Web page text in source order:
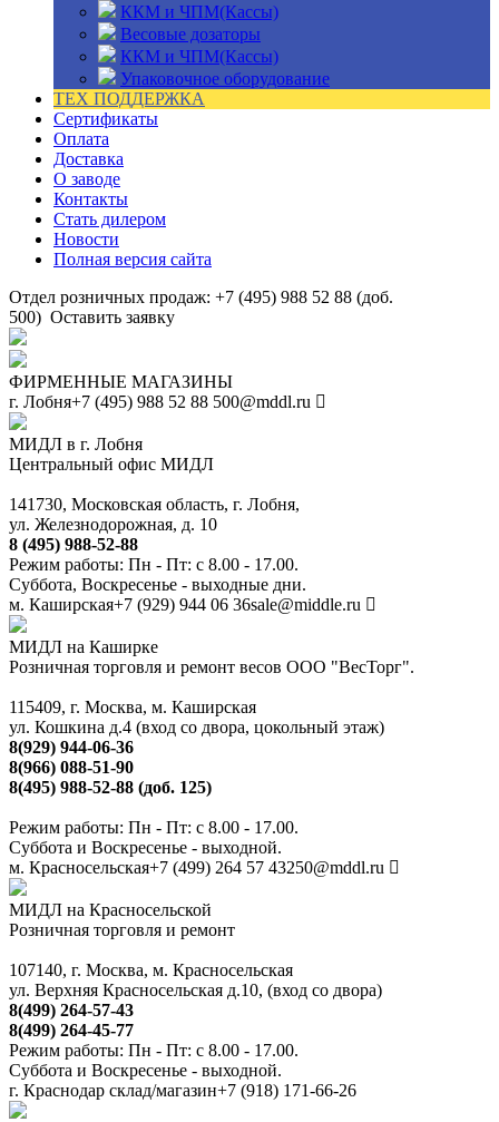
ККМ и ЧПМ(Кассы)
Весовые дозаторы
ККМ и ЧПМ(Кассы)
Упаковочное оборудование
ТЕХ ПОДДЕРЖКА
Сертификаты
Оплата
Доставка
О заводе
Контакты
Стать дилером
Новости
Полная версия сайта
Отдел розничных продаж: +7 (495) 988 52 88 (доб.
500) Оставить заявку
ФИРМЕННЫЕ МАГАЗИНЫ
г. Лобня+7 (495) 988 52 88 500@mddl.ru
МИДЛ в г. Лобня
Центральный офис МИДЛ
141730, Московская область, г. Лобня,
ул. Железнодорожная, д. 10
8 (495) 988-52-88
Режим работы: Пн - Пт: с 8.00 - 17.00.
Суббота, Воскресенье - выходные дни.
м. Каширская+7 (929) 944 06 36sale@middle.ru
МИДЛ на Каширке
Розничная торговля и ремонт весов ООО "ВесТорг".
115409, г. Москва, м. Каширская
ул. Кошкина д.4 (вход со двора, цокольный этаж)
8(929) 944-06-36
8(966) 088-51-90
8(495) 988-52-88 (доб. 125)
Режим работы: Пн - Пт: с 8.00 - 17.00.
Суббота и Воскресенье - выходной.
м. Красносельская+7 (499) 264 57 43250@mddl.ru
МИДЛ на Красносельской
Розничная торговля и ремонт
107140, г. Москва, м. Красносельская
ул. Верхняя Красносельская д.10, (вход со двора)
8(499) 264-57-43
8(499) 264-45-77
Режим работы: Пн - Пт: с 8.00 - 17.00.
Суббота и Воскресенье - выходной.
г. Краснодар склад/магазин+7 (918) 171-66-26